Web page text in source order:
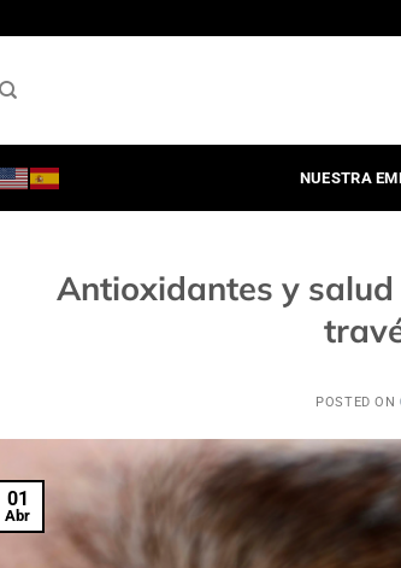
NUESTRA
Antioxidantes y
POSTED ON
01
Abr